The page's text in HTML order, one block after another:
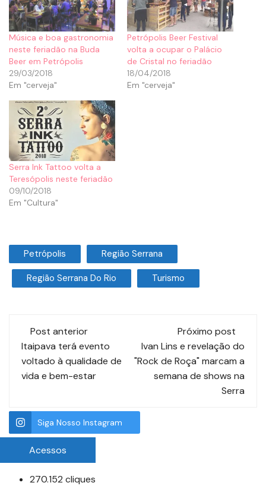
Música e boa gastronomia
neste feriadão na Buda
Beer em Petrópolis
29/03/2018
Em "cerveja"
Petrópolis Beer Festival
volta a ocupar o Palácio
de Cristal no feriadão
18/04/2018
Em "cerveja"
Serra Ink Tattoo volta a
Teresópolis neste feriadão
09/10/2018
Em "Cultura"
Petrópolis Região Serrana
Região Serrana Do Rio Turismo
Post anterior
Itaipava terá evento
voltado à qualidade de
vida e bem-estar
Próximo post
Ivan Lins e revelação do
"Rock de Roça" marcam a
semana de shows na
Serra
Siga Nosso Instagram
Acessos
270.152 cliques